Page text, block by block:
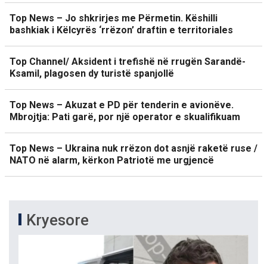
Top News – Jo shkrirjes me Përmetin. Këshilli
bashkiak i Këlcyrës ‘rrëzon’ draftin e territoriales
Top Channel/ Aksident i trefishë në rrugën Sarandë-
Ksamil, plagosen dy turistë spanjollë
Top News – Akuzat e PD për tenderin e avionëve.
Mbrojtja: Pati garë, por një operator e skualifikuam
Top News – Ukraina nuk rrëzon dot asnjë raketë ruse /
NATO në alarm, kërkon Patriotë me urgjencë
Kryesore